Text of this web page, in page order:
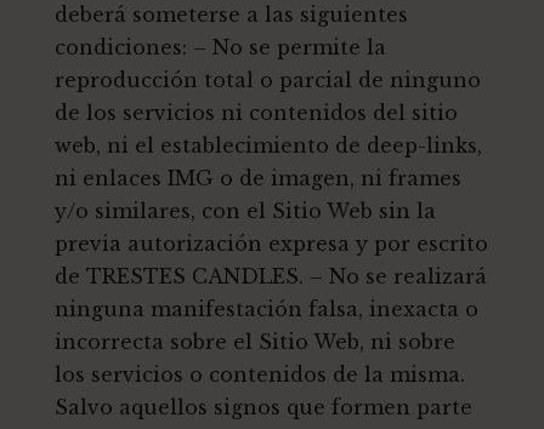
deberá someterse a las siguientes
condiciones: – No se permite la
reproducción total o parcial de ninguno
de los servicios ni contenidos del sitio
web, ni el establecimiento de deep-links,
ni enlaces IMG o de imagen, ni frames
y/o similares, con el Sitio Web sin la
previa autorización expresa y por escrito
de TRESTES CANDLES. – No se realizará
ninguna manifestación falsa, inexacta o
incorrecta sobre el Sitio Web, ni sobre
los servicios o contenidos de la misma.
Salvo aquellos signos que formen parte